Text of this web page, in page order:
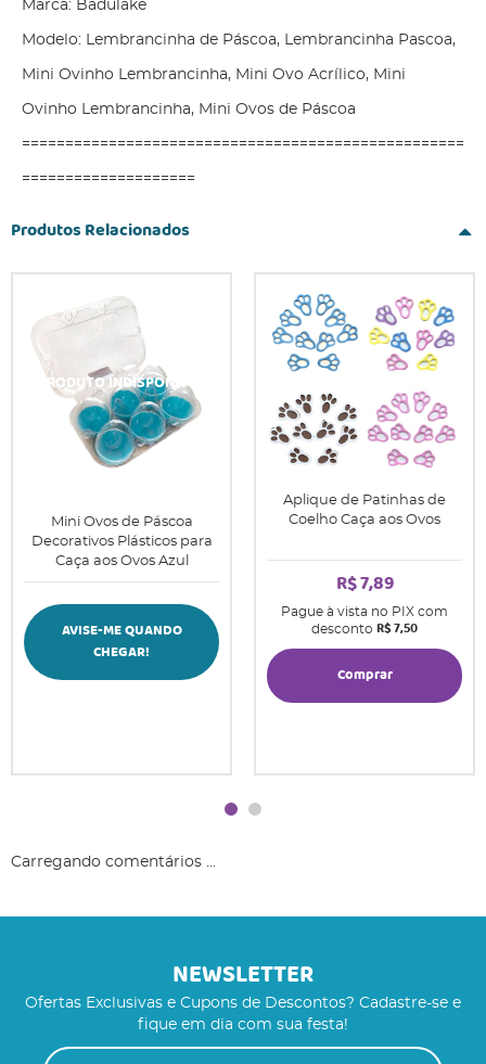
Marca: Badulake
Modelo: Lembrancinha de Páscoa, Lembrancinha Pascoa,
Mini Ovinho Lembrancinha, Mini Ovo Acrílico, Mini
Ovinho Lembrancinha, Mini Ovos de Páscoa
===================================================
====================
Produtos Relacionados
Mini Ovos de Páscoa
Decorativos Plásticos para
Caça aos Ovos Azul
AVISE-ME QUANDO
CHEGAR!
Aplique de Patinhas de
Coelho Caça aos Ovos
R$ 7,89
Pague à vista no PIX com
desconto R$ 7,50
Comprar
Carregando comentários ...
NEWSLETTER
Ofertas Exclusivas e Cupons de Descontos? Cadastre-se e
fique em dia com sua festa!